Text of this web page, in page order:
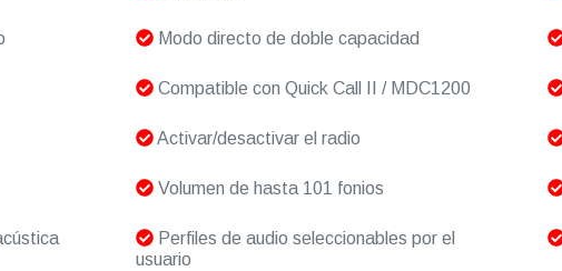
Modo directo de doble capacidad
Compatible con Quick Call II / MDC1200
Activar/desactivar el radio
Volumen de hasta 101 fonios
Perfiles de audio seleccionables por el
usuario